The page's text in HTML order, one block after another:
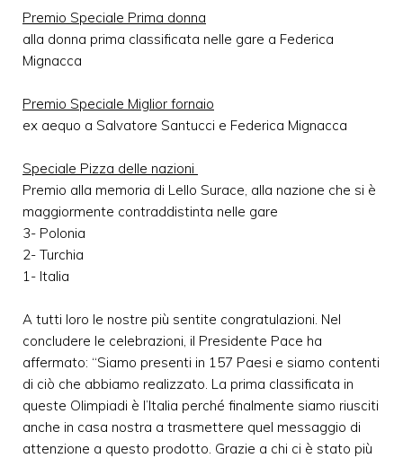
Premio Speciale Prima donna
alla donna prima classificata nelle gare a Federica
Mignacca
Premio Speciale Miglior fornaio
ex aequo a Salvatore Santucci e Federica Mignacca
Speciale Pizza delle nazioni
Premio alla memoria di Lello Surace, alla nazione che si è
maggiormente contraddistinta nelle gare
3- Polonia
2- Turchia
1- Italia
A tutti loro le nostre più sentite congratulazioni. Nel
concludere le celebrazioni, il Presidente Pace ha
affermato: “Siamo presenti in 157 Paesi e siamo contenti
di ciò che abbiamo realizzato. La prima classificata in
queste Olimpiadi è l’Italia perché finalmente siamo riusciti
anche in casa nostra a trasmettere quel messaggio di
attenzione a questo prodotto. Grazie a chi ci è stato più